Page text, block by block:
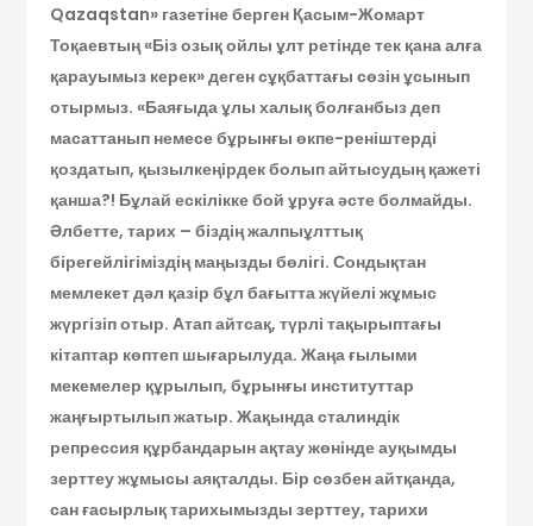
Qazaqstan» газетіне берген Қасым-Жомарт
Тоқаевтың «Біз озық ойлы ұлт ретінде тек қана алға
қарауымыз керек» деген сұқбаттағы сөзін ұсынып
отырмыз. «Баяғыда ұлы халық болғанбыз деп
масаттанып немесе бұрынғы өкпе-реніштерді
қоздатып, қызылкеңірдек болып айтысудың қажеті
қанша?! Бұлай ескілікке бой ұруға әсте болмайды.
Әлбетте, тарих – біздің жалпы­ұлттық
бірегейлігіміздің маңызды бөлігі. Сондықтан
мемлекет дәл қазір бұл бағытта жүйелі жұмыс
жүргізіп отыр. Атап айтсақ, түрлі тақырыптағы
кітаптар көптеп шығарылуда. Жаңа ғылыми
мекемелер құрылып, бұрынғы институттар
жаңғыртылып жатыр. Жақында сталиндік
репрессия құрбан­дарын ақтау жөнінде ауқымды
зерттеу жұмысы аяқталды. Бір сөзбен айтқанда,
сан ғасырлық тарихымызды зерттеу, тарихи